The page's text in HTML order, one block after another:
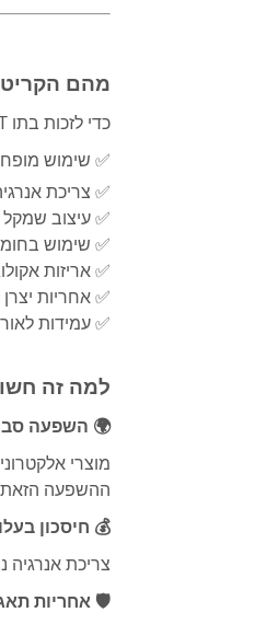
מהם
כדי לזכות בתו EPEAT, על המוצר לעבור בחינה לפי עשרות פרמטרים, ביניהם:
✅ שימוש
✅ צריכת
✅ עיצוב שמקל
✅ שימוש
✅ אריזות
✅ אחריות
✅ עמידות
למה זה
🌍 השפעה
ההשפעה
💰 חיסכון
צריכת אנרגיה
🛡️ אחריות